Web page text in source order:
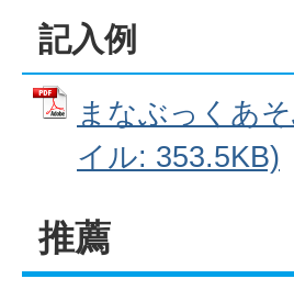
記入例
まなぶっくあ
イル: 353.5KB)
推薦